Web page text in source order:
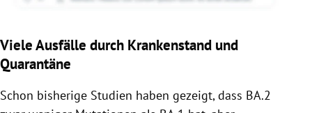
Viele Ausfälle durch Krankenstand und
Quarantäne
Schon bisherige Studien haben gezeigt, dass BA.2